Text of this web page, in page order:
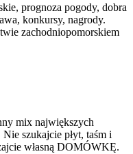
prognoza pogody, dobra
konkursy, nagrody.
zachodniopomorskiem
mix największych
szukajcie płyt, taśm i
własną DOMÓWKĘ.